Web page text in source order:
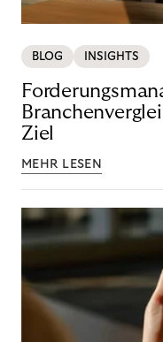
BLOG INSIGHTS
Ziel
MEHR LESEN